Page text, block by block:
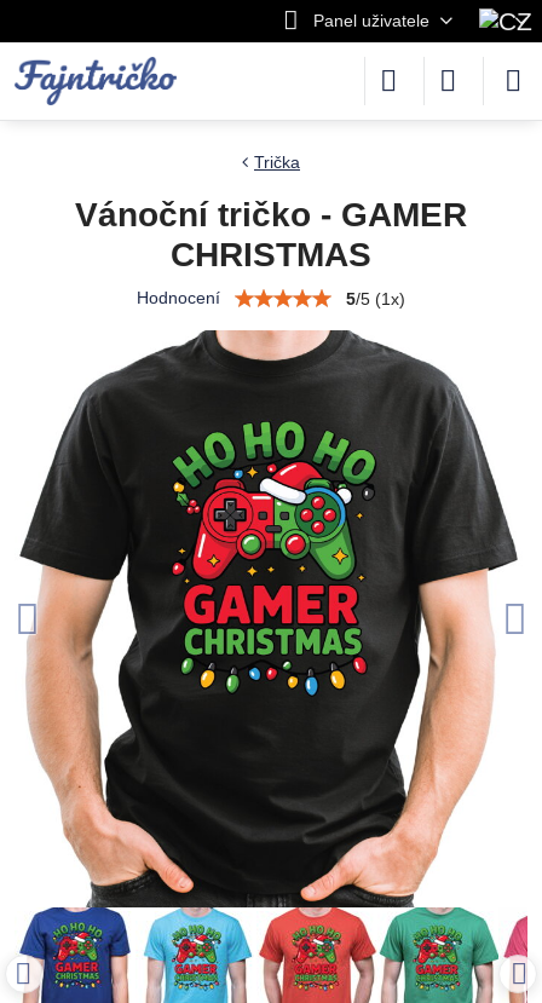
Panel uživatele
Trička
Vánoční tričko - GAMER
CHRISTMAS
Hodnocení 5/5 (1x)